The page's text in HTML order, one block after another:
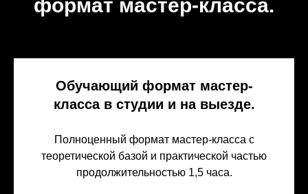
формат мастер-класса.
Обучающий формат мастер-
класса в студии и на выезде.
Полноценный формат мастер-класса с
теоретической базой и практической частью
продолжительностью 1,5 часа.